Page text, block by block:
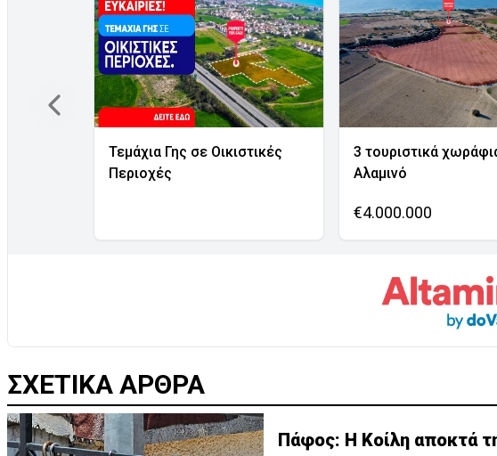
Τεμάχια Γης σε Οικιστικές
Περιοχές
3 τουριστικά
Αλαμινό
€4.000.000
ΣΧΕΤΙΚΑ ΑΡΘΡΑ
Πάφος: Η Κοίλη αποκτά